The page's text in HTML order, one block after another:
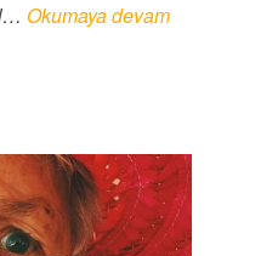
Okumaya devam